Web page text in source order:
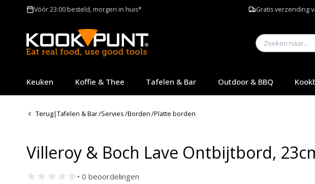
Vóór 23:00 besteld, morgen in huis* Gratis verzending
Keuken Koffie & Thee Tafelen & Bar Outdoor & BBQ
Terug|Tafelen & Bar/Servies/Borden/Platte borden
Villeroy & Boch Lave Ontbijtbord,
• 0 beoordelingen